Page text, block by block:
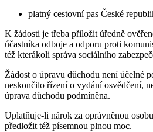
platný cestovní pas České
K žádosti je třeba přiložit úředně
účastníka odboje a odporu proti
též kterákoli správa sociálního
Žádost o úpravu důchodu není účelné
neskončilo řízení o vydání osvědčení,
úprava důchodu podmíněna.
Uplatňuje-li nárok za oprávněnou
předložit též písemnou plnou moc.